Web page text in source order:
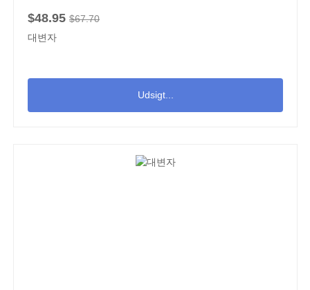
$48.95 $67.70
대변자
Udsigt...